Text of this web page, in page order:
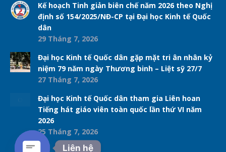
Kế hoạch Tinh giản biên chế năm 2026 theo Nghị
định số 154/2025/NĐ-CP tại Đại học Kinh tế Quốc
dân
29 Tháng 7, 2026
Đại học Kinh tế Quốc dân gặp mặt tri ân nhân kỷ
niệm 79 năm ngày Thương binh – Liệt sỹ 27/7
27 Tháng 7, 2026
Đại học Kinh tế Quốc dân tham gia Liên hoan
Tiếng hát giáo viên toàn quốc lần thứ VI năm
2026
25 Tháng 7, 2026
Liên hệ